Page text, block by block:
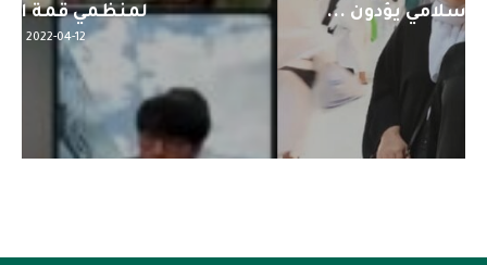
لمنظمي قمة اسيا...
2022-04-12